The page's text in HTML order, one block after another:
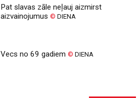
Pat slavas zāle neļauj aizmirst
aizvainojumus© DIENA
Vecs no 69 gadiem© DIENA